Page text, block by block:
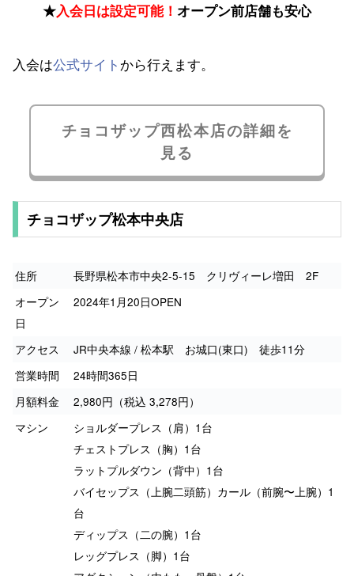
★入会日は設定可能！ オープン前店舗も安心
入会は公式サイト から行えます。
チョコザップ西松本店の詳細を
見る
チョコザップ松本中央店
住所
長野県松本市中央2-5-15 クリヴィーレ増田 2F
オープン
日
2024年1月20日OPEN
アクセス
JR中央本線 / 松本駅 お城口(東口) 徒歩11分
営業時間
24時間365日
月額料金
2,980円（税込 3,278円）
マシン
ショルダープレス（肩）1台
チェストプレス（胸）1台
ラットプルダウン（背中）1台
バイセップス（上腕二頭筋）カール（前腕〜上腕）1
台
ディップス（二の腕）1台
レッグプレス（脚）1台